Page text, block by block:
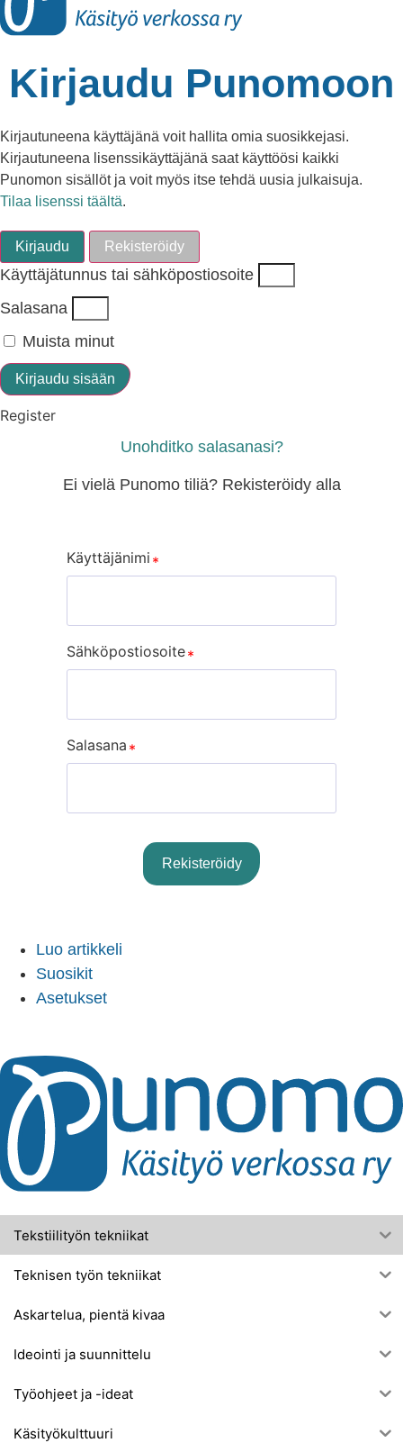
Kirjaudu Punomoon
Kirjautuneena käyttäjänä voit hallita omia suosikkejasi.
Kirjautuneena lisenssikäyttäjänä saat käyttöösi kaikki
Punomon sisällöt ja voit myös itse tehdä uusia julkaisuja.
Tilaa lisenssi täältä.
Kirjaudu Rekisteröidy
Käyttäjätunnus tai sähköpostiosoite
Salasana
Muista minut
Kirjaudu sisään
Register
Unohditko salasanasi?
Ei vielä Punomo tiliä? Rekisteröidy alla
Käyttäjänimi
Sähköpostiosoite
Salasana
Rekisteröidy
Luo artikkeli
Suosikit
Asetukset
Tekstiilityön tekniikat
Teknisen työn tekniikat
Askartelua, pientä kivaa
Ideointi ja suunnittelu
Työohjeet ja -ideat
Käsityökulttuuri